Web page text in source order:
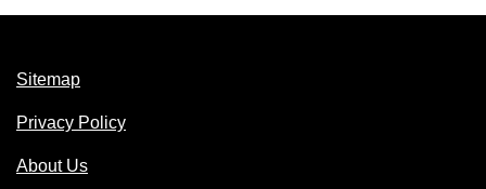
Sitemap
Privacy Policy
About Us